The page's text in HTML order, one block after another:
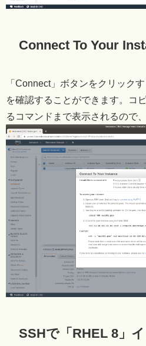
Connect To Your
「Connect」ボタンをクリック
を確認することができます。コ
るコマンドまで表示されるので
SSHで「RHEL 8」